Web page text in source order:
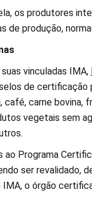
os produtores
de produção,
vinculadas IMA,
de certificação
café, carne bovina,
vegetais sem
ao Programa
ser revalidado,
IMA, o órgão